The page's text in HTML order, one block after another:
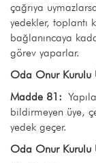
çağrıya
yedekler, toplantı
bağlanıncaya
görev yaparlar.
Oda Onur Kurulu
Madde 81:
bildirmeyen üye,
yedek geçer.
Oda Onur Kurulu